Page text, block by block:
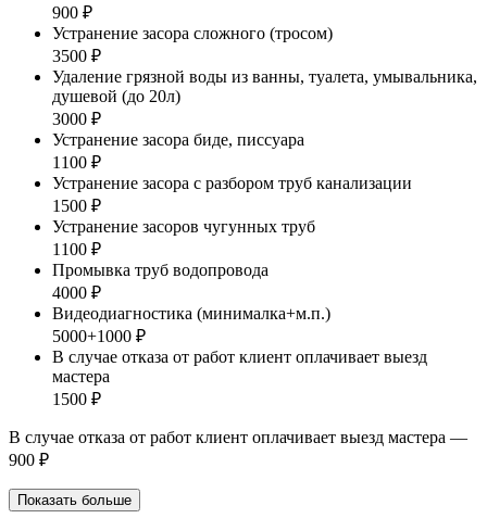
900 ₽
Устранение засора сложного (тросом)
3500 ₽
Удаление грязной воды из ванны, туалета, умывальника,
душевой (до 20л)
3000 ₽
Устранение засора биде, писсуара
1100 ₽
Устранение засора с разбором труб канализации
1500 ₽
Устранение засоров чугунных труб
1100 ₽
Промывка труб водопровода
4000 ₽
Видеодиагностика (минималка+м.п.)
5000+1000 ₽
В случае отказа от работ клиент оплачивает выезд
мастера
1500 ₽
В случае отказа от работ клиент оплачивает выезд мастера —
900 ₽
Показать больше